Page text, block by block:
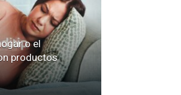
o el
productos